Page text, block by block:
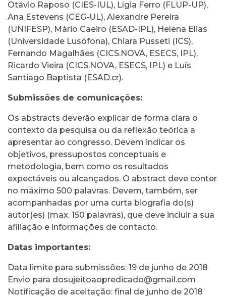
Otávio Raposo (CIES-IUL), Lígia Ferro (FLUP-UP),
Ana Estevens (CEG-UL), Alexandre Pereira
(UNIFESP), Mário Caeiro (ESAD-IPL), Helena Elias
(Universidade Lusófona), Chiara Pusseti (ICS),
Fernando Magalhães (CICS.NOVA, ESECS, IPL),
Ricardo Vieira (CICS.NOVA, ESECS, IPL) e Luís
Santiago Baptista (ESAD.cr).
Submissões de comunicações:
Os abstracts deverão explicar de forma clara o
contexto da pesquisa ou da reflexão teórica a
apresentar ao congresso. Devem indicar os
objetivos, pressupostos conceptuais e
metodologia, bem como os resultados
expectáveis ou alcançados. O abstract deve conter
no máximo 500 palavras. Devem, também, ser
acompanhadas por uma curta biografia do(s)
autor(es) (max. 150 palavras), que deve incluir a sua
afiliação e informações de contacto.
Datas importantes:
Data limite para submissões: 19 de junho de 2018
Envio para dosujeitoaopredicado@gmail.com
Notificação de aceitação: final de junho de 2018